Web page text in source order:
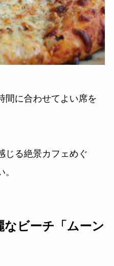
間に合わせてよい席を
じる絶景カフェめぐ
なビーチ「ムーン